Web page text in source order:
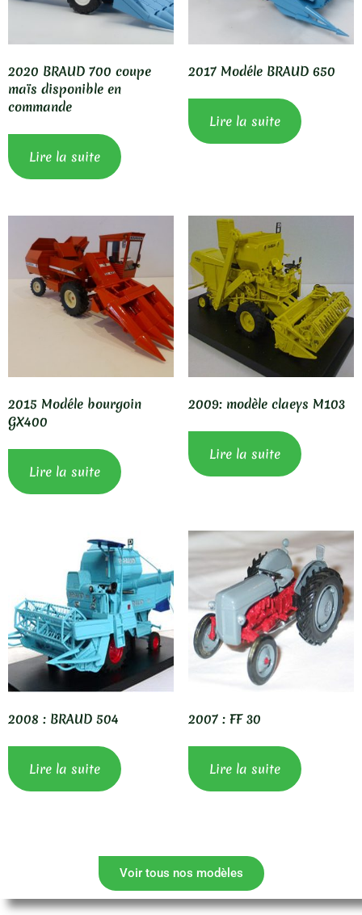
2020 BRAUD 700 coupe
maïs disponible en
commande
Lire la suite
2017 Modéle BRAUD 650
Lire la suite
2015 Modéle bourgoin
GX400
Lire la suite
2009: modèle claeys M103
Lire la suite
2008 : BRAUD 504
Lire la suite
2007 : FF 30
Lire la suite
Voir tous nos modèles